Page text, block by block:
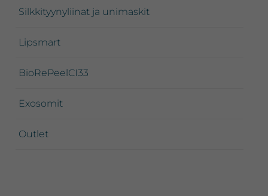
Silkkityynyliinat ja unimaskit
Lipsmart
BioRePeelCI33
Exosomit
Outlet